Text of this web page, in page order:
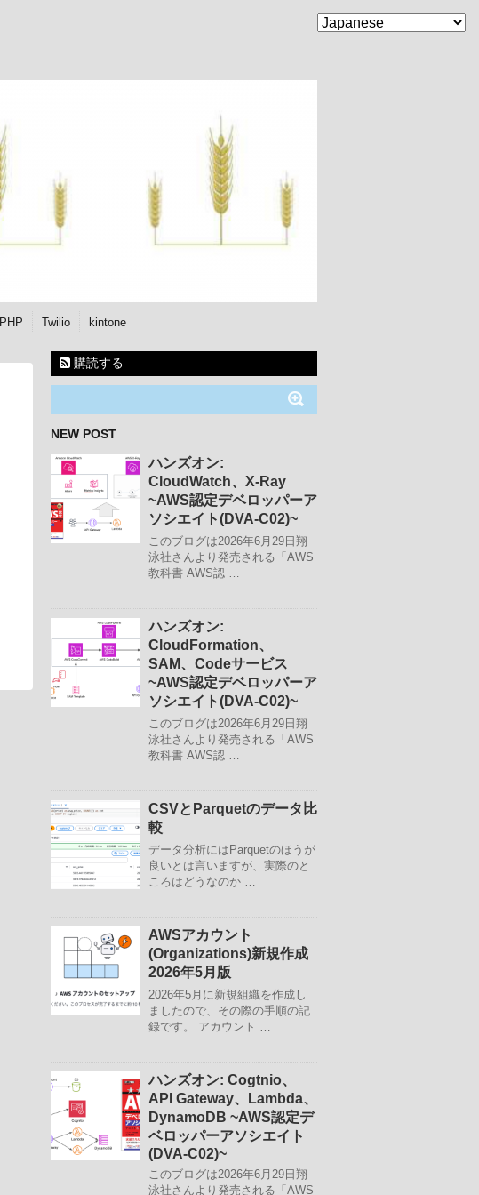
PHP Twilio kintone
購読する
NEW POST
ハンズオン:
CloudWatch、X-Ray
~AWS認定デベロッパーア
ソシエイト(DVA-C02)~
このブログは2026年6月29日翔
泳社さんより発売される「AWS
教科書 AWS認 …
ハンズオン:
CloudFormation、
SAM、Codeサービス
~AWS認定デベロッパーア
ソシエイト(DVA-C02)~
このブログは2026年6月29日翔
泳社さんより発売される「AWS
教科書 AWS認 …
CSVとParquetのデータ比
較
データ分析にはParquetのほうが
良いとは言いますが、実際のと
ころはどうなのか …
AWSアカウント
(Organizations)新規作成
2026年5月版
2026年5月に新規組織を作成し
ましたので、その際の手順の記
録です。 アカウント …
ハンズオン: Cogtnio、
API Gateway、Lambda、
DynamoDB ~AWS認定デ
ベロッパーアソシエイト
(DVA-C02)~
このブログは2026年6月29日翔
泳社さんより発売される「AWS